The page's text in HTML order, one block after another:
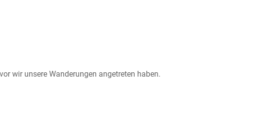
wir unsere Wanderungen angetreten haben.